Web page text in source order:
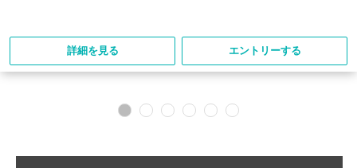
詳細を見る エントリーする